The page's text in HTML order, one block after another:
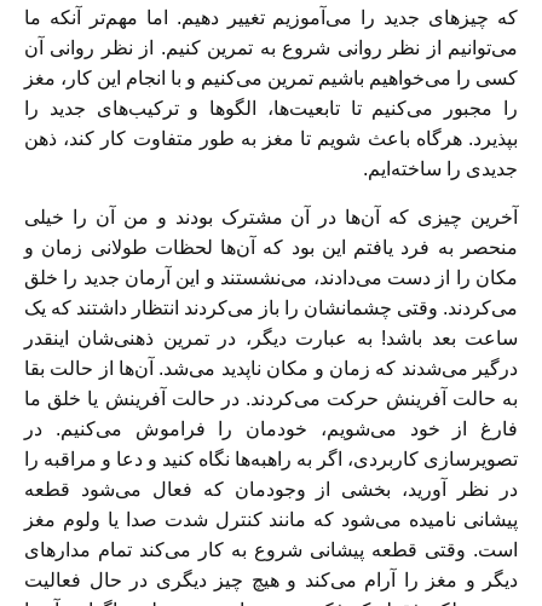
که چیزهای جدید را می‌آموزیم تغییر دهیم. اما مهم‌تر آنکه ما
می‌توانیم از نظر روانی شروع به تمرین کنیم. از نظر روانی آن
کسی را می‌خواهیم باشیم تمرین می‌کنیم و با انجام این کار، مغز
را مجبور می‌کنیم تا تابعیت‌ها، الگو‌ها و ترکیب‌های جدید را
بپذیرد. هر‌گاه باعث شویم تا مغز به طور متفاوت کار کند، ذهن
جدیدی را ساخته‌ایم.
آخرین چیزی که آن‌ها در آن مشترک بودند و من آن را خیلی
منحصر به فرد یافتم این بود که آن‌ها لحظات طولانی زمان و
مکان را از دست می‌دادند، می‌نشستند و این آرمان جدید را خلق
می‌کردند. وقتی چشمانشان را باز می‌کردند انتظار داشتند که یک
ساعت بعد باشد! به عبارت دیگر، در تمرین ذهنی‌شان اینقدر
درگیر می‌شدند که زمان و مکان ناپدید می‌شد. آن‌ها از حالت بقا
به حالت آفرینش حرکت می‌کردند. در حالت آفرینش یا خلق ما
فارغ از خود می‌شویم، خودمان را فراموش می‌کنیم. در
تصویرسازی کاربردی، اگر به راهبه‌ها نگاه کنید و دعا و مراقبه را
در نظر آورید، بخشی از وجودمان که فعال می‌شود قطعه
پیشانی نامیده می‌شود که مانند کنترل شدت صدا یا ولوم مغز
است. وقتی قطعه پیشانی شروع به کار می‌کند تمام مدارهای
دیگر و مغز را آرام می‌کند و هیچ چیز دیگری در حال فعالیت